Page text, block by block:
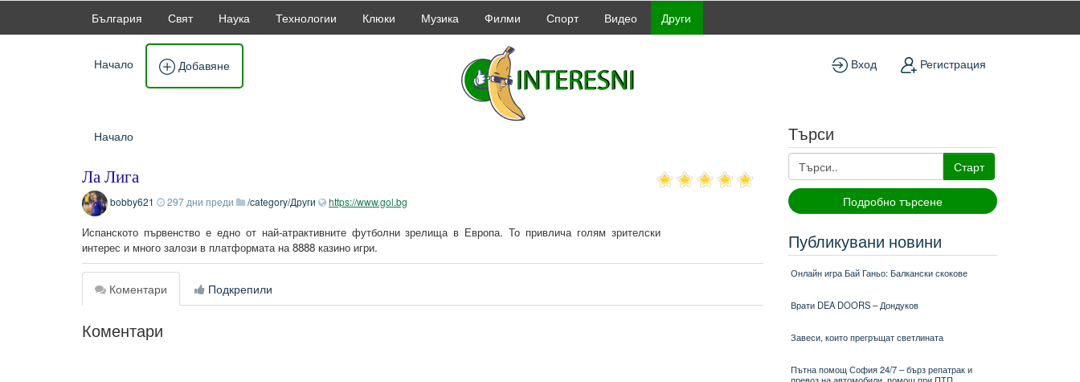
България Свят Наука Технологии Клюки Музика Филми Спорт Видео Други
Начало Регистрация
Вход
Добавяне
Начало
Ла Лига
bobby621 297 дни преди /category/Други https://www.gol.bg
Испанското първенство е едно от най-атрактивните футболни зрелища в Европа. То привлича голям зрителски
интерес и много залози в платформата на 8888 казино игри.
Коментари Подкрепили
Коментари
Търси
Старт
Подробно търсене
Публикувани новини
Онлайн игра Бай Ганьо: Балкански скокове
Врати DEA DOORS – Дондуков
Завеси, които прегръщат светлината
Пътна помощ София 24/7 – бърз репатрак и